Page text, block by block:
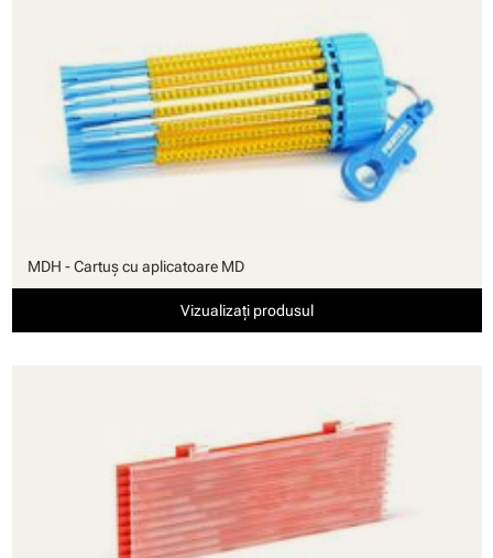
MDH - Cartuş cu aplicatoare MD
Vizualizați produsul